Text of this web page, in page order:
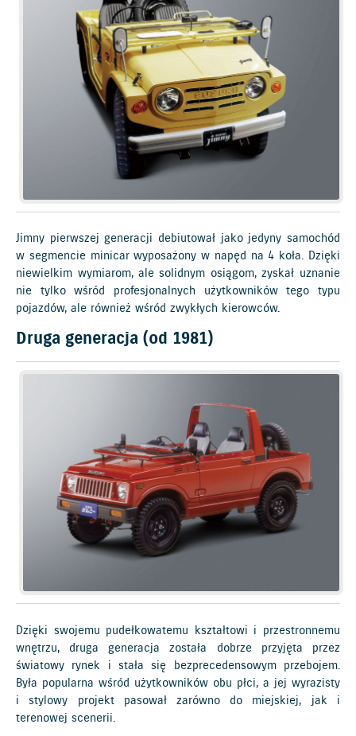
Jimny pierwszej generacji debiutował jako jedyny samochód
w segmencie minicar wyposażony w napęd na 4 koła. Dzięki
niewielkim wymiarom, ale solidnym osiągom, zyskał uznanie
nie tylko wśród profesjonalnych użytkowników tego typu
pojazdów, ale również wśród zwykłych kierowców.
Druga generacja (od 1981)
Dzięki swojemu pudełkowatemu kształtowi i przestronnemu
wnętrzu, druga generacja została dobrze przyjęta przez
światowy rynek i stała się bezprecedensowym przebojem.
Była popularna wśród użytkowników obu płci, a jej wyrazisty
i stylowy projekt pasował zarówno do miejskiej, jak i
terenowej scenerii.